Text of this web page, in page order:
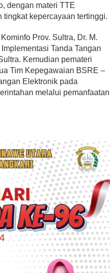
dengan materi TTE
kepercayaan tertinggi.
Prov. Sultra, Dr. M.
Tanda Tangan
Kemudian pemateri
Tim Kepegawaian BSRE –
Elektronik pada
melalui pemanfaatan